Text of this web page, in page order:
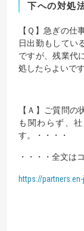
下への対処
【Ｑ】急ぎの仕
日出勤もしてい
ですが、残業代
処したらよいで
【Ａ】ご質問
も関わらず、
す。・・・・
・・・・全文は
https://